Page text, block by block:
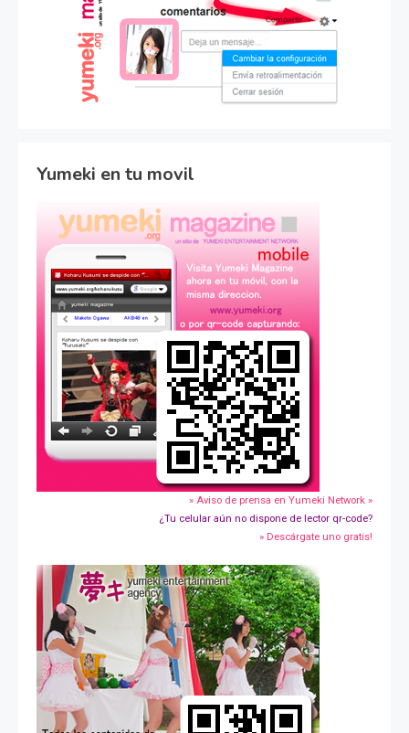
Yumeki en tu movil
» Aviso de prensa en Yumeki Network »
¿Tu celular aún no dispone de lector qr-code?
» Descárgate uno gratis!